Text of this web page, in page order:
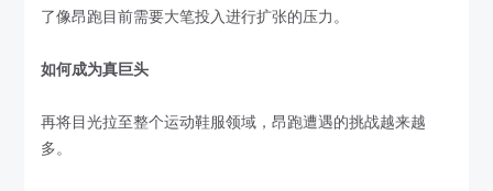
了像昂跑目前需要大笔投入进行扩张的压力。
如何成为真巨头
再将目光拉至整个运动鞋服领域，昂跑遭遇的挑战越来越
多。